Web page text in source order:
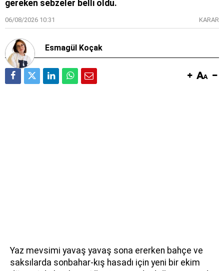
gereken sebzeler belli oldu.
06/08/2026 10:31 KARAR
Esmagül Koçak
Yaz mevsimi yavaş yavaş sona ererken bahçe ve
saksılarda sonbahar-kış hasadı için yeni bir ekim